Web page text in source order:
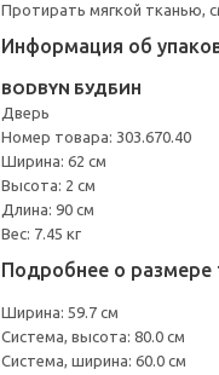
Протирать мягкой тканью,
Информация об
BODBYN БУДБИН
Дверь
Номер товара: 303.670.40
Ширина: 62 см
Высота: 2 см
Длина: 90 см
Вес: 7.45 кг
Подробнее о размере
Ширина: 59.7 см
Система, высота: 80.0 см
Система, ширина: 60.0 см